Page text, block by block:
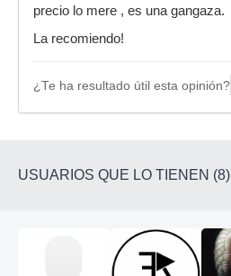
precio lo mere , es una gangaza.
La recomiendo!
¿Te ha resultado útil esta opinión?
USUARIOS QUE LO TIENEN (8)